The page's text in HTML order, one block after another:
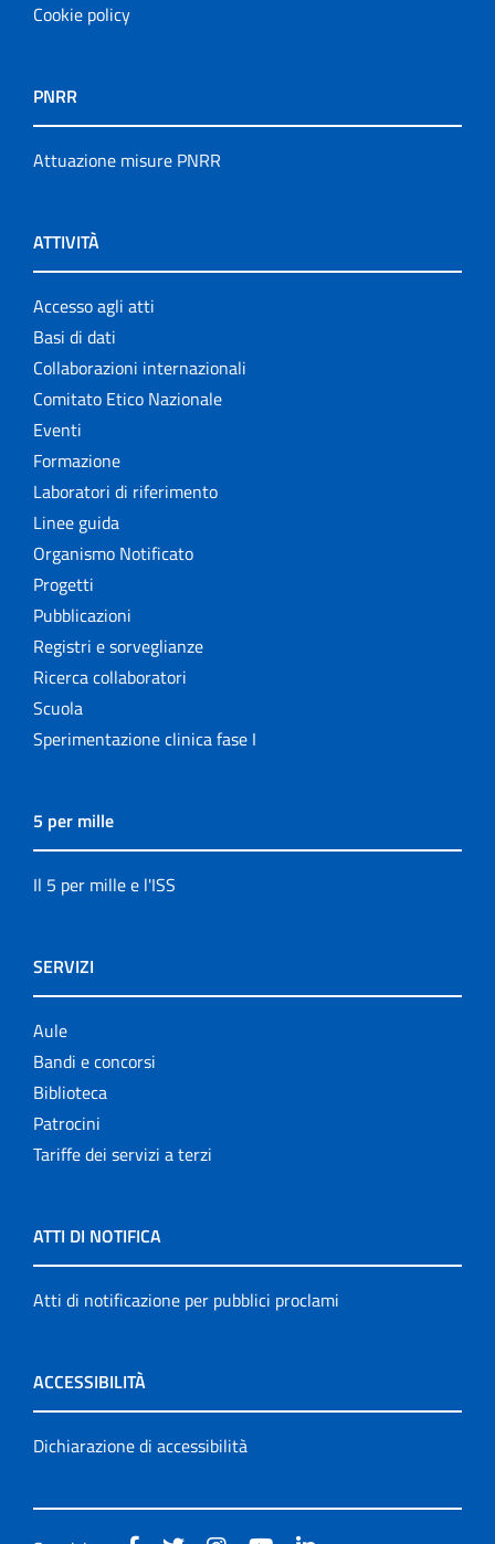
Cookie policy
PNRR
Attuazione misure PNRR
ATTIVITÀ
Accesso agli atti
Basi di dati
Collaborazioni internazionali
Comitato Etico Nazionale
Eventi
Formazione
Laboratori di riferimento
Linee guida
Organismo Notificato
Progetti
Pubblicazioni
Registri e sorveglianze
Ricerca collaboratori
Scuola
Sperimentazione clinica fase I
5 per mille
Il 5 per mille e l'ISS
SERVIZI
Aule
Bandi e concorsi
Biblioteca
Patrocini
Tariffe dei servizi a terzi
ATTI DI NOTIFICA
Atti di notificazione per pubblici proclami
ACCESSIBILITÀ
Dichiarazione di accessibilità